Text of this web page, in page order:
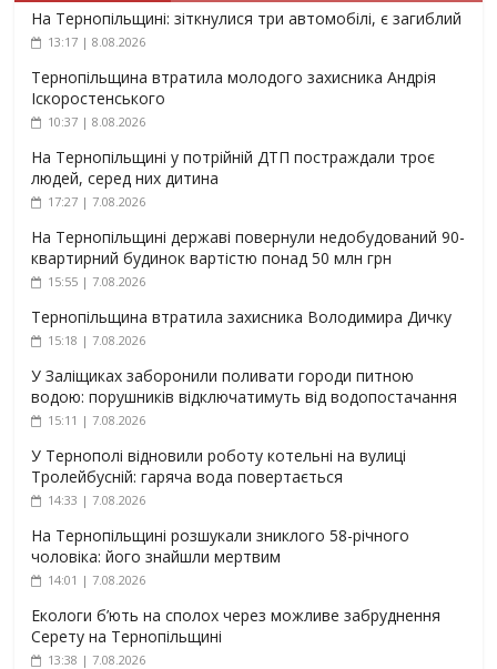
На Тернопільщині: зіткнулися три автомобілі, є загиблий
13:17 | 8.08.2026
Тернопільщина втратила молодого захисника Андрія
Іскоростенського
10:37 | 8.08.2026
На Тернопільщині у потрійній ДТП постраждали троє
людей, серед них дитина
17:27 | 7.08.2026
На Тернопільщині державі повернули недобудований 90-
квартирний будинок вартістю понад 50 млн грн
15:55 | 7.08.2026
Тернопільщина втратила захисника Володимира Дичку
15:18 | 7.08.2026
У Заліщиках заборонили поливати городи питною
водою: порушників відключатимуть від водопостачання
15:11 | 7.08.2026
У Тернополі відновили роботу котельні на вулиці
Тролейбусній: гаряча вода повертається
14:33 | 7.08.2026
На Тернопільщині розшукали зниклого 58-річного
чоловіка: його знайшли мертвим
14:01 | 7.08.2026
Екологи б’ють на сполох через можливе забруднення
Серету на Тернопільщині
13:38 | 7.08.2026